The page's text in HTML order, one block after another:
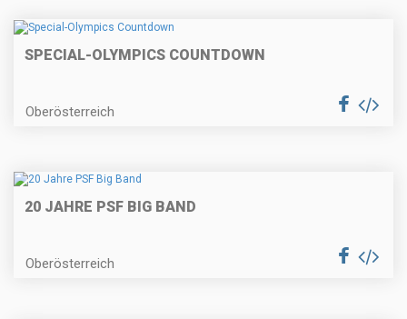
SPECIAL-OLYMPICS COUNTDOWN
Oberösterreich
20 JAHRE PSF BIG BAND
Oberösterreich